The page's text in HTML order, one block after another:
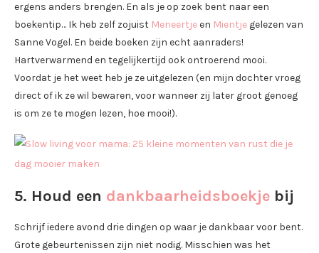
ergens anders brengen. En als je op zoek bent naar een
boekentip… Ik heb zelf zojuist Meneertjeen Mientje gelezen van
Sanne Vogel. En beide boeken zijn echt aanraders!
Hartverwarmend en tegelijkertijd ook ontroerend mooi.
Voordat je het weet heb je ze uitgelezen (en mijn dochter vroeg
direct of ik ze wil bewaren, voor wanneer zij later groot genoeg
is om ze te mogen lezen, hoe mooi!).
5. Houd een dankbaarheidsboekje bij
Schrijf iedere avond drie dingen op waar je dankbaar voor bent.
Grote gebeurtenissen zijn niet nodig. Misschien was het